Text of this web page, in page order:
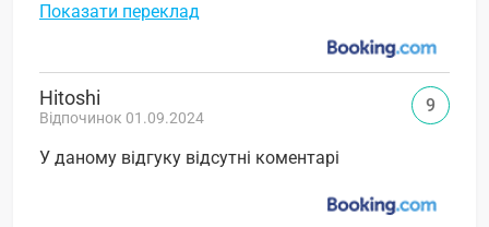
Показати переклад
Hitoshi
Відпочинок 01.09.2024
У даному відгуку відсутні коментарі
9